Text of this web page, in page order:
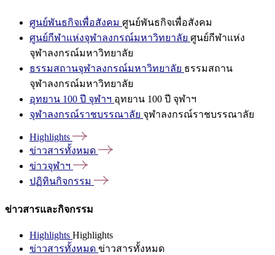
ศูนย์พันธกิจเพื่อสังคม ศูนย์พันธกิจเพื่อสังคม
ศูนย์กีฬาแห่งจุฬาลงกรณ์มหาวิทยาลัย ศูนย์กีฬาแห่ง
จุฬาลงกรณ์มหาวิทยาลัย
ธรรมสถานจุฬาลงกรณ์มหาวิทยาลัย ธรรมสถาน
จุฬาลงกรณ์มหาวิทยาลัย
อุทยาน 100 ปี จุฬาฯ อุทยาน 100 ปี จุฬาฯ
จุฬาลงกรณ์ราชบรรณาลัย จุฬาลงกรณ์ราชบรรณาลัย
Highlights
ข่าวสารทั้งหมด
ข่าวจุฬาฯ
ปฏิทินกิจกรรม
ข่าวสารและกิจกรรม
Highlights Highlights
ข่าวสารทั้งหมด ข่าวสารทั้งหมด